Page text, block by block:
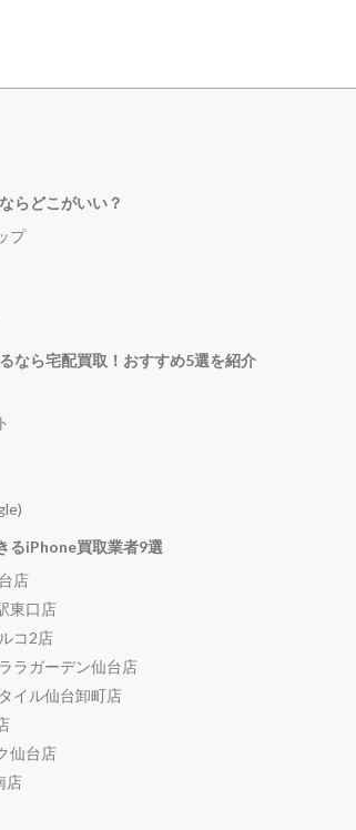
らどこがいい？
プ
なら宅配買取！おすすめ5選を紹介
るiPhone買取業者9選
店
東口店
コ2店
ラガーデン仙台店
イル仙台卸町店
仙台店
店